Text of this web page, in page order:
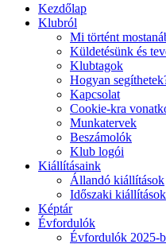
Kezdőlap
Klubról
Mi történt
Küldetésünk és
Klubtagok
Hogyan
Kapcsolat
Cookie-kra
Munkatervek
Beszámolók
Klub logói
Kiállításaink
Állandó kiállítások
Időszaki kiállítások
Képtár
Évfordulók
Évfordulók 2025-